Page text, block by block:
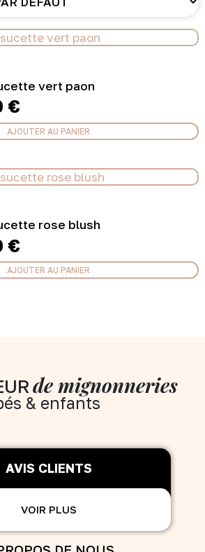
vert paon
€.
€Le
prix
actuel
5,00 €.
AJOUTER AU PANIER
rose blush
€Le
prix
actuel
AJOUTER AU PANIER
de mignonneries
& enfants
AVIS CLIENTS
VOIR PLUS